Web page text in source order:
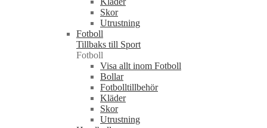
Skor
Utrustning
Fotboll
Tillbaks till Sport
Fotboll
Visa allt inom Fotboll
Bollar
Fotbolltillbehör
Kläder
Skor
Utrustning